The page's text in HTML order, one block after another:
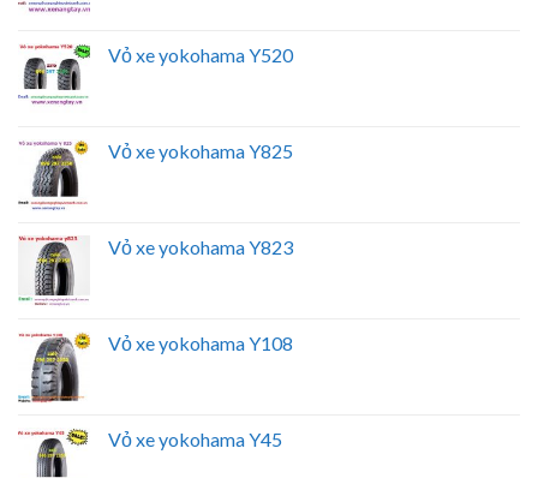
Vỏ xe yokohama Y520
Vỏ xe yokohama Y825
Vỏ xe yokohama Y823
Vỏ xe yokohama Y108
Vỏ xe yokohama Y45